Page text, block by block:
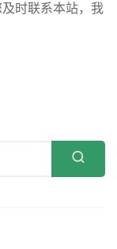
时联系本站，我